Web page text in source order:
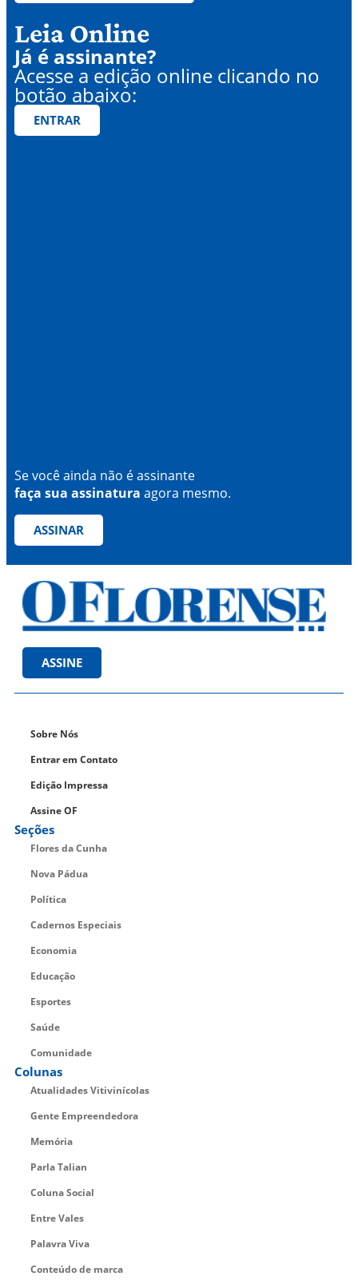
Leia Online
Já é assinante?
Acesse a edição online clicando no
botão abaixo:
ENTRAR
Se você ainda não é assinante
faça sua assinatura agora mesmo.
ASSINAR
ASSINE
Sobre Nós
Entrar em Contato
Edição Impressa
Assine OF
Seções
Flores da Cunha
Nova Pádua
Política
Cadernos Especiais
Economia
Educação
Esportes
Saúde
Comunidade
Colunas
Atualidades Vitivinícolas
Gente Empreendedora
Memória
Parla Talian
Coluna Social
Entre Vales
Palavra Viva
Conteúdo de marca